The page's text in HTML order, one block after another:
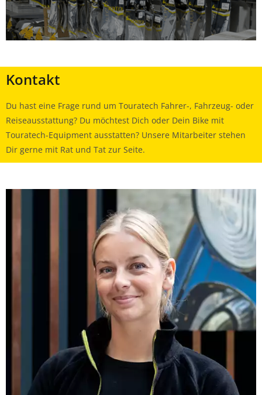
Kontakt
Du hast eine Frage rund um Touratech Fahrer-, Fahrzeug- oder
Reiseausstattung? Du möchtest Dich oder Dein Bike mit
Touratech-Equipment ausstatten? Unsere Mitarbeiter stehen
Dir gerne mit Rat und Tat zur Seite.